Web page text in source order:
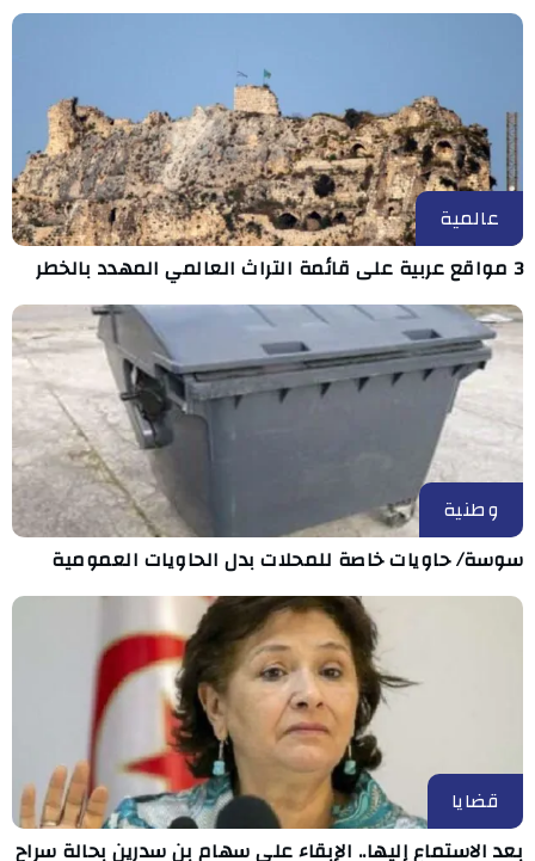
عالمية
3 مواقع عربية على قائمة التراث العالمي المهدد بالخطر
وطنية
سوسة/ حاويات خاصة للمحلات بدل الحاويات العمومية
قضايا
بعد الاستماع إليها.. الإبقاء على سهام بن سدرين بحالة سراح